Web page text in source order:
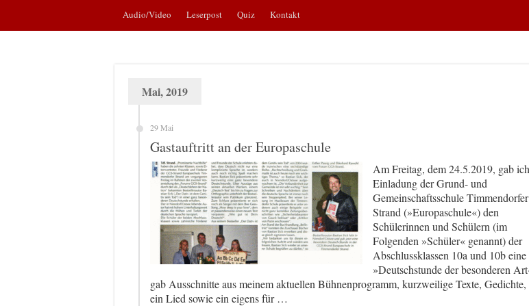
Audio/Video Leserpost Quiz Kontakt
Mai, 2019
29 Mai
Gastauftritt an der Europaschule
Am Freitag, dem 24.5.2019, gab
Einladung der Grund- und
Gemeinschaftsschule Timmendorfer
Strand (»Europaschule«) den
Schülerinnen und Schülern (im
Folgenden »Schüler« genannt) der
Abschlussklassen 10a und 10b eine
»Deutschstunde der besonderen
gab Ausschnitte aus meinem aktuellen Bühnenprogramm, kurzweilige Texte, Gedichte,
ein Lied sowie ein eigens für …